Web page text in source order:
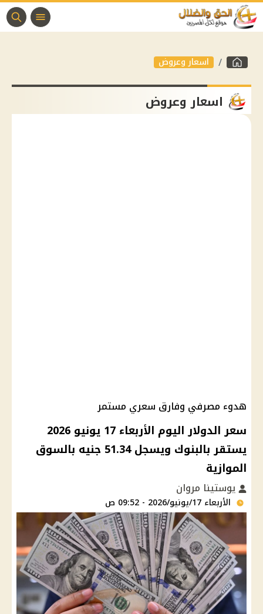
اسعار وعروض
اسعار وعروض
هدوء مصرفي وفارق سعري مستمر
سعر الدولار اليوم الأربعاء 17 يونيو 2026
يستقر بالبنوك ويسجل 51.34 جنيه بالسوق
الموازية
يوستينا مروان
الأربعاء 17/يونيو/2026 - 09:52 ص